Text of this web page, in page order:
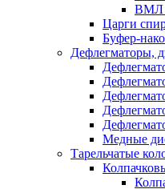
ВМЛ
Царги
Буфер-
Дефлегматоры,
Медные
Тарельчатые